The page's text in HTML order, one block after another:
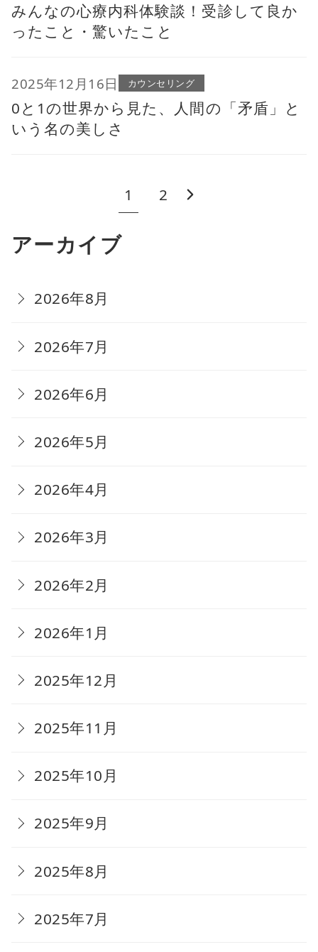
みんなの心療内科体験談！受診して良か
ったこと・驚いたこと
2025年12月16日 カウンセリング
0と1の世界から見た、人間の「矛盾」と
いう名の美しさ
1 2
アーカイブ
2026年8月
2026年7月
2026年6月
2026年5月
2026年4月
2026年3月
2026年2月
2026年1月
2025年12月
2025年11月
2025年10月
2025年9月
2025年8月
2025年7月